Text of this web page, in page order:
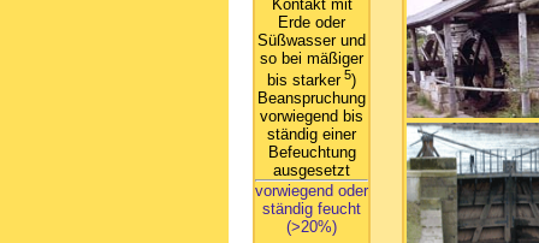
Kontakt mit
Erde oder
Süßwasser und
so bei mäßiger
bis starker5)
Beanspruchung
vorwiegend bis
ständig einer
Befeuchtung
ausgesetzt
vorwiegend oder
ständig feucht
(>20%)